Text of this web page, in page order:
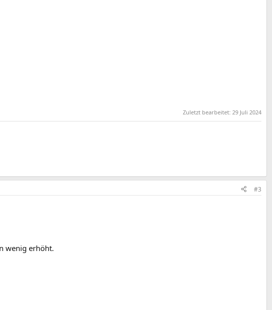
Zuletzt bearbeitet: 29 Juli 2024
#3
wenig erhöht.